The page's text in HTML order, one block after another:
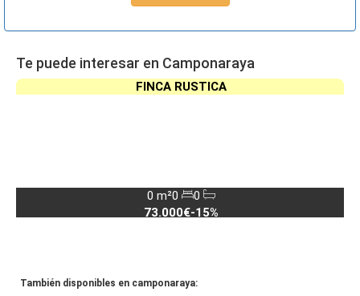
Te puede interesar en Camponaraya
FINCA RUSTICA
0 m²0
0
73.000€-15%
También disponibles en camponaraya: